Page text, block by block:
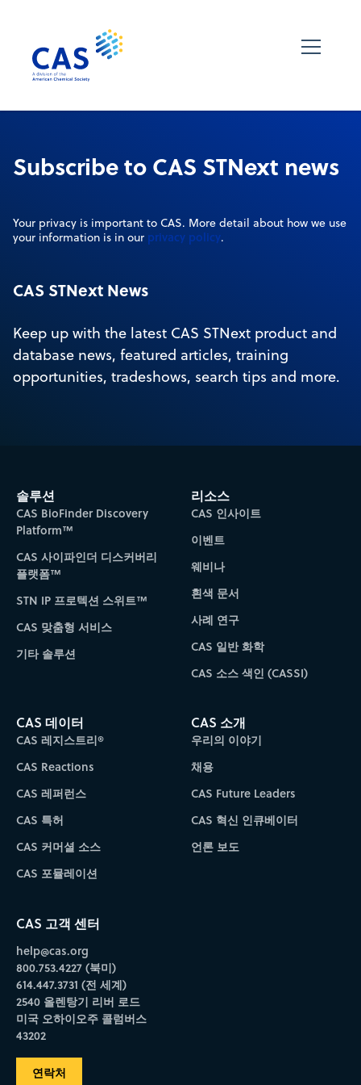
Subscribe to CAS STNext news
Your privacy is important to CAS. More detail about how we use
your information is in our privacy policy.
CAS STNext News
Keep up with the latest CAS STNext product and
database news, featured articles, training
opportunities, tradeshows, search tips and more.
솔루션
CAS BioFinder Discovery
Platform™
CAS 사이파인더 디스커버리
플랫폼™
STN IP 프로텍션 스위트™
CAS 맞춤형 서비스
기타 솔루션
리소스
CAS 인사이트
이벤트
웨비나
흰색 문서
사례 연구
CAS 일반 화학
CAS 소스 색인 (CASSI)
CAS 데이터
CAS 레지스트리®
CAS Reactions
CAS 레퍼런스
CAS 특허
CAS 커머셜 소스
CAS 포뮬레이션
CAS 소개
우리의 이야기
채용
CAS Future Leaders
CAS 혁신 인큐베이터
언론 보도
CAS 고객 센터
help@cas.org
800.753.4227 (북미)
614.447.3731 (전 세계)
2540 올렌탕기 리버 로드
미국 오하이오주 콜럼버스
43202
연락처